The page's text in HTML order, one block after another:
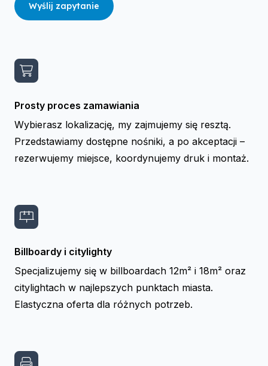
Wyślij zapytanie
Prosty proces zamawiania
Wybierasz lokalizację, my zajmujemy się resztą.
Przedstawiamy dostępne nośniki, a po akceptacji –
rezerwujemy miejsce, koordynujemy druk i montaż.
Billboardy i citylighty
Specjalizujemy się w billboardach 12m² i 18m² oraz
citylightach w najlepszych punktach miasta.
Elastyczna oferta dla różnych potrzeb.